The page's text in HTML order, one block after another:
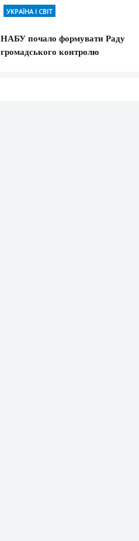
УКРАЇНА І СВІТ
НАБУ почало формувати Раду
громадського контролю